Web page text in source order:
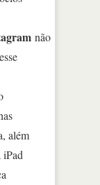
não
além
iPad